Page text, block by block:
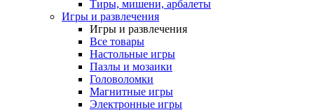
Тиры, мишени, арбалеты
Игры и развлечения
Игры и развлечения
Все товары
Настольные игры
Пазлы и мозаики
Головоломки
Магнитные игры
Электронные игры